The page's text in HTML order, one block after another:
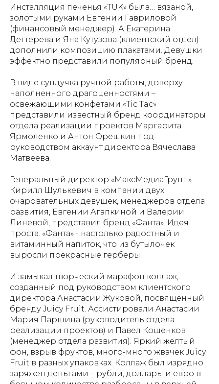
Инсталляция печенья «TUK» была… вязаной,
золотыми руками Евгении Гавриловой
(финансовый менеджер). А Екатерина
Дегтерева и Яна Кутузова (клиентский отдел)
дополнили композицию плакатами. Девушки
эффектно представили популярный бренд.
В виде сундучка ручной работы, доверху
наполненного драгоценностями –
освежающими конфетами «Tic Tac»
представили известный бренд координаторы
отдела реализации проектов Маргарита
Ярмоленко и Антон Орешкин под
руководством аккаунт директора Вячеслава
Матвеева.
Генеральный директор «МаксМедиаГрупп»
Кирилл Шулькевич в компании двух
очаровательных девушек, менеджеров отдела
развития, Евгении Агапкиной и Валерии
Линевой, представил бренд «Фанта». Идея
проста: «Фанта» - настолько радостный и
витаминный напиток, что из бутылочек
выросли прекрасные герберы.
И замыкал творческий марафон коллаж,
созданный под руководством клиентского
директора Анастасии Жуковой, посвященный
бренду Juicy Fruit. Ассистировали Анастасии
Мария Паршина (руководитель отдела
реализации проектов) и Павел Кошенков
(менеджер отдела развития). Яркий желтый
фон, взрыв фруктов, много-много жвачек Juicy
Fruit в разных упаковках. Коллаж был изрядно
заряжен деньгами – рубли, доллары и евро в